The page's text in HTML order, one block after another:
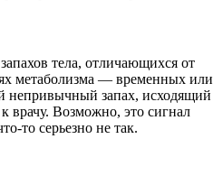
тела, отличающихся от
метаболизма — временных или
непривычный запах, исходящий
врачу. Возможно, это сигнал
то серьезно не так.